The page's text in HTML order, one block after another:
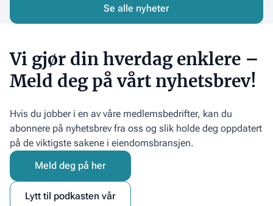
tid
når
Se alle nyheter
Vi gjør din hverdag enklere –
Meld deg på vårt nyhetsbrev!
Hvis du jobber i en av våre medlemsbedrifter, kan du
abonnere på nyhetsbrev fra oss og slik holde deg oppdatert
på de viktigste sakene i eiendomsbransjen.
Meld deg på her
Lytt til podkasten vår